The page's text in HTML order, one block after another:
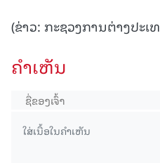
(ຂ່າວ: ກະຊວງການຕ່າງປະ
ຄໍາເຫັນ